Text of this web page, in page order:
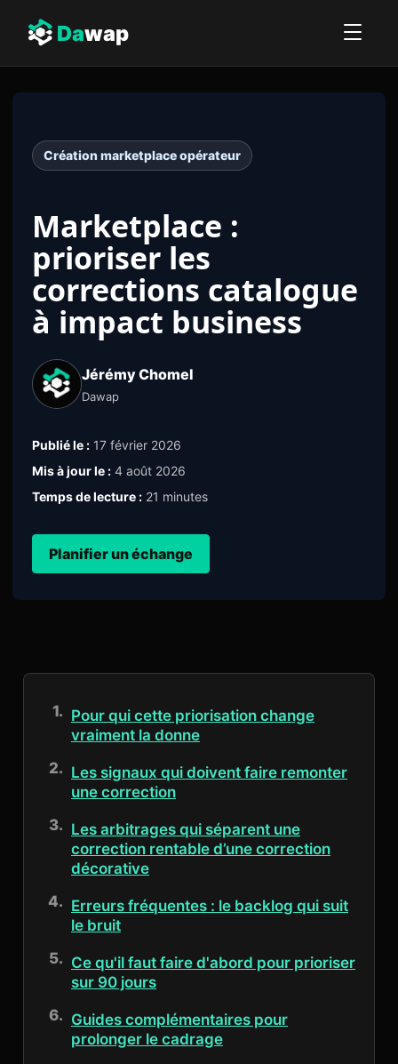
Dawap
Création marketplace opérateur
Marketplace :
prioriser les
corrections catalogue
à impact business
Jérémy Chomel
Dawap
Publié le : 17 février 2026
Mis à jour le : 4 août 2026
Temps de lecture : 21 minutes
Planifier un échange
Pour qui cette priorisation change
vraiment la donne
Les signaux qui doivent faire remonter
une correction
Les arbitrages qui séparent une
correction rentable d’une correction
décorative
Erreurs fréquentes : le backlog qui suit
le bruit
Ce qu'il faut faire d'abord pour prioriser
sur 90 jours
Guides complémentaires pour
prolonger le cadrage